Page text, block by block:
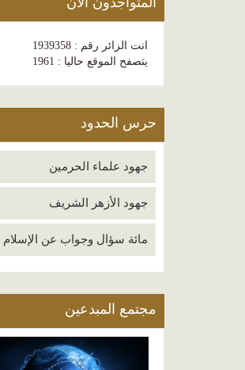
انت الزائر رقم : 1939358
يتصفح الموقع حاليا : 1961
حرس الحدود
جهود علماء الحرمين
جهود الأزهر الشريف
مائة سؤال وجواب عن الإسلام
مجتمع المبدعين